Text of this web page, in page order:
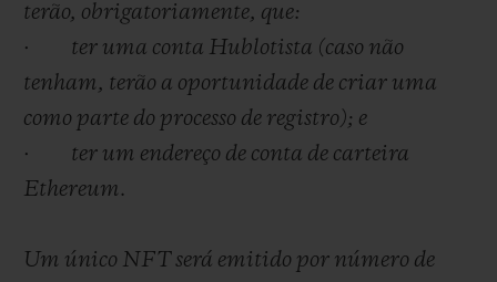
terão, obrigatoriamente, que:
·
ter uma conta Hublotista (caso não
tenham, terão a oportunidade de criar uma
como parte do processo de registro); e
·
ter um endereço de conta de carteira
Ethereum.
Um único NFT será emitido por número de